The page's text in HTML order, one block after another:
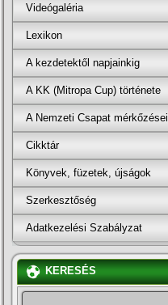
Videógaléria
Lexikon
A kezdetektől napjainkig
A KK (Mitropa Cup) története
A Nemzeti Csapat mérkőzései
Cikktár
Könyvek, füzetek, újságok
Szerkesztőség
Adatkezelési Szabályzat
KERESÉS